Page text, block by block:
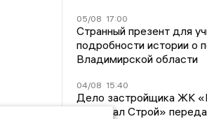
05/08 17:00
Странный презент для
подробности истории о
Владимирской области
04/08 15:40
Дело застройщика ЖК
«Капитал Строй»